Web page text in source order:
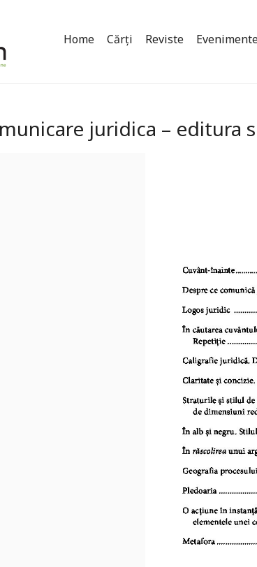
Home Cărți Reviste
juridica – editura